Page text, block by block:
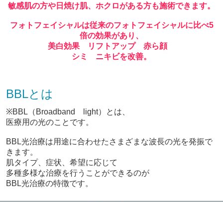
敏感肌の方や日焼け肌、ホクロがある方も施術できます。
フォトフェイシャルは従来のフォトフェイシャルに比べ5
倍の効果があり、
美白効果 リフトアップ 赤ら顔
シミ ニキビを改善。
BBLとは
※BBL（Broadband light）とは、
医療用の光のことです。
BBL光治療は用途に合わせたさまざまな波長の光を発振で
きます。
肌タイプ、症状、希望に応じて
多種多様な治療を行うことができるのが
BBL光治療の特徴です。